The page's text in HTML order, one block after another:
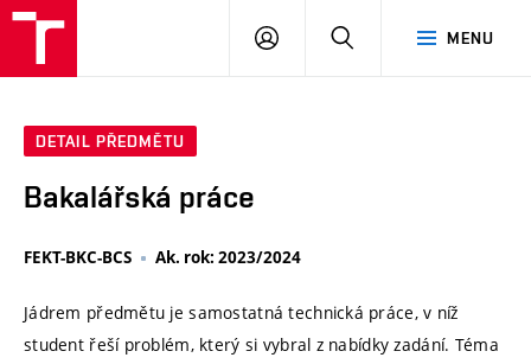
MENU
PŘIHLÁSIT
DETAIL PŘEDMĚTU
Bakalářská práce
FEKT-BKC-BCS Ak. rok: 2023/2024
Jádrem předmětu je samostatná technická práce, v níž
student řeší problém, který si vybral z nabídky zadání. Téma